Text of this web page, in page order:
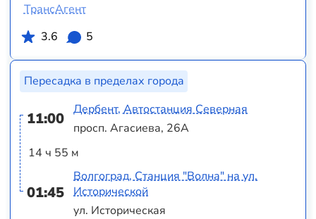
ТрансАгент
3.6
5
Пересадка в пределах города
11:00
14 ч 55 м
01:45
Дербент, Автостанция Северная
просп. Агасиева, 26А
Волгоград, Станция "Волна" на ул.
Исторической
ул. Историческая